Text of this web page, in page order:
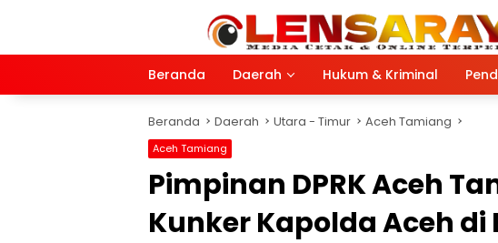
Beranda
Daerah Hukum & Kriminal
Beranda Daerah Utara - Timur Aceh Tamiang
Aceh Tamiang
Pimpinan DPRK Aceh
Kunker Kapolda Aceh di